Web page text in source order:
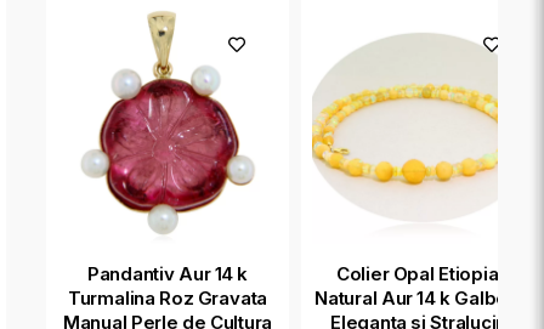
Pandantiv Aur 14 k
Turmalina Roz Gravata
Manual Perle de Cultura
Colier Opal Etiopian
Natural Aur 14 k Galben -
Eleganta si Stralucire